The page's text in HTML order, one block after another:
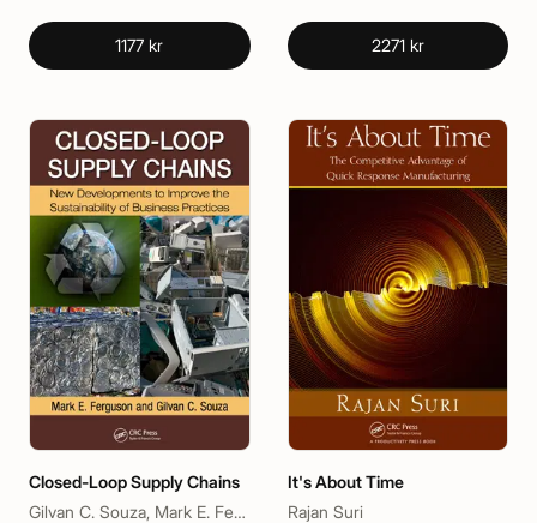
1177 kr 2271 kr
Closed-Loop Supply Chains
Gilvan C. Souza, Mark E. Ferguson
It's About Time
Rajan Suri